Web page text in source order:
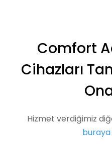
Comfort
Cihazları
Hizmet verdiğimiz
buraya